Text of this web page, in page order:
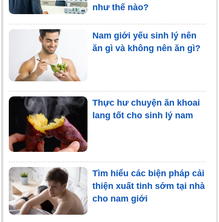
như thế nào?
Nam giới yếu sinh lý nên
ăn gì và không nên ăn gì?
Thực hư chuyện ăn khoai
lang tốt cho sinh lý nam
Tìm hiểu các biện pháp cải
thiện xuất tinh sớm tại nhà
cho nam giới